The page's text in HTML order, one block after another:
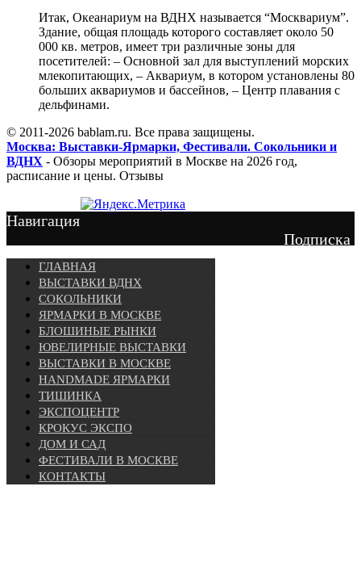
Итак, Океанариум на ВДНХ называется “Москвариум”.
Здание, общая площадь которого составляет около 50
000 кв. метров, имеет три различные зоны для
посетителей: – Основной зал для выступлений морских
млекопитающих, – Аквариум, в котором установлены 80
больших аквариумов и бассейнов, – Центр плавания с
дельфинами.
© 2011-2026 bablam.ru. Все права защищены.
Москва: Выставки-Ярмарки, Фестивали. Сокольники и
ВДНХ - Обзоры мероприятий в Москве на 2026 год,
расписание и цены. Отзывы
Навигация
Подписка
ГЛАВНАЯ
ВЫСТАВКИ ВДНХ
СОКОЛЬНИКИ
ЯРМАРКИ В МОСКВЕ
БЛОШИНЫЕ РЫНКИ
ЮВЕЛИРНЫЕ ВЫСТАВКИ
ВЫСТАВКИ В МОСКВЕ
HANDMADE ЯРМАРКИ
ТИШИНКА
ЭКСПОЦЕНТР
КРОКУС ЭКСПО
ДОМ И САД
ФЕСТИВАЛИ В МОСКВЕ
КОНТАКТЫ